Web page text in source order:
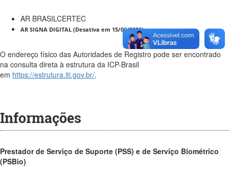
AR BRASILCERTEC
AR SIGNA DIGITAL (Desativa em 15/06/2026).
O endereço físico das Autoridades de Registro pode ser encontrado
na consulta direta à estrutura da ICP-Brasil
em https://estrutura.iti.gov.br/.
Informações
Prestador de Serviço de Suporte (PSS) e de Serviço Biométrico
(PSBio)